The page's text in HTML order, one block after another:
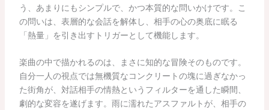
う、あまりにもシンプルで、かつ本質的な問いかけです。こ
の問いは、表層的な会話を解体し、相手の心の奥底に眠る
「熱量」を引き出すトリガーとして機能します。
楽曲の中で描かれるのは、まさに知的な冒険そのものです。
自分一人の視点では無機質なコンクリートの塊に過ぎなかっ
た街角が、対話相手の情熱というフィルターを通した瞬間、
劇的な変容を遂げます。雨に濡れたアスファルトが、相手の